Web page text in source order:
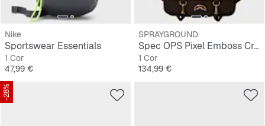
Nike
Sportswear Essentials
1 Cor
Preço
47,99 €
SPRAYGROUND
Spec OPS Pixel Emboss Crossbody Cargo
1 Cor
Preço
134,99 €
-28%